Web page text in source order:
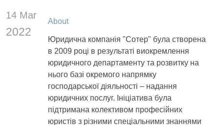
14 Mar
2022
About
Юридична компанія "Сотер" була створена
в 2009 році в результаті виокремлення
юридичного департаменту та розвитку на
нього базі окремого напрямку
господарської діяльності – надання
юридичних послуг. Ініціатива була
підтримана колективом професійних
юристів з різними спеціальними знаннями